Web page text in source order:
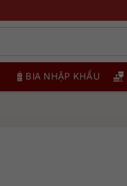
BIA NHẬP KHẨU